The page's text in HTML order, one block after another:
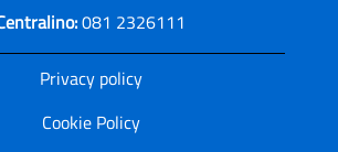
081 2326111
Privacy policy
Cookie Policy